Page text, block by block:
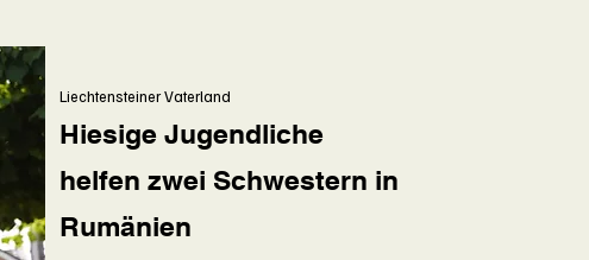
Hiesige Jugendliche
helfen zwei Schwestern in
Rumänien
Liechtensteiner Vaterland